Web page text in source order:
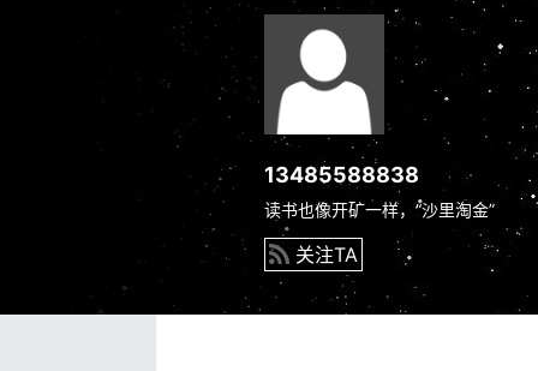
13485588838
读书也像开矿一样，“沙里淘金”
关注TA